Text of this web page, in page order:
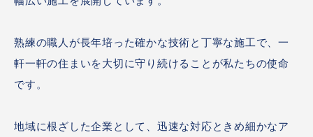
熟練の職人が長年培った確かな技術と丁寧な施工で、一
軒一軒の住まいを大切に守り続けることが私たちの使命
です。
地域に根ざした企業として、迅速な対応ときめ細かなア